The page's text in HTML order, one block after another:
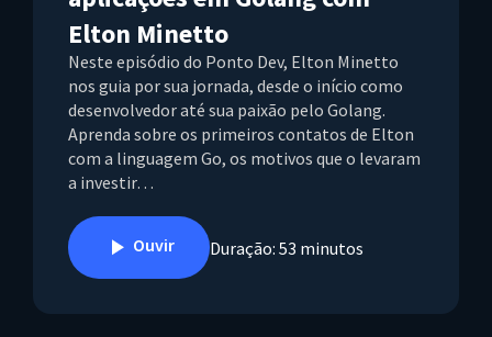
Elton Minetto
Neste episódio do Ponto Dev, Elton Minetto
nos guia por sua jornada, desde o início como
desenvolvedor até sua paixão pelo Golang.
Aprenda sobre os primeiros contatos de Elton
com a linguagem Go, os motivos que o levaram
a investir…
Ouvir Duração: 53 minutos